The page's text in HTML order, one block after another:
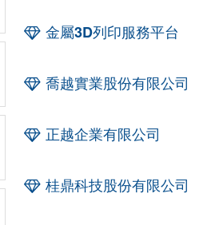
金屬3D列印服務平台
喬越實業股份有限公司
正越企業有限公司
桂鼎科技股份有限公司